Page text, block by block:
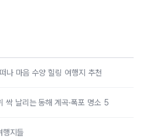
나 마음 수양 힐링 여행지 추천
싹 날리는 동해 계곡·폭포 명소 5
행지들